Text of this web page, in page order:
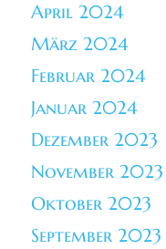
April 2024
März 2024
Februar 2024
Januar 2024
Dezember 2023
November 2023
Oktober 2023
September 2023